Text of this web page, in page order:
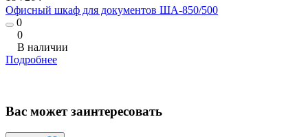
Офисный шкаф для документов ША-850/500
0
0
В наличии
Подробнее
Вас может заинтересовать